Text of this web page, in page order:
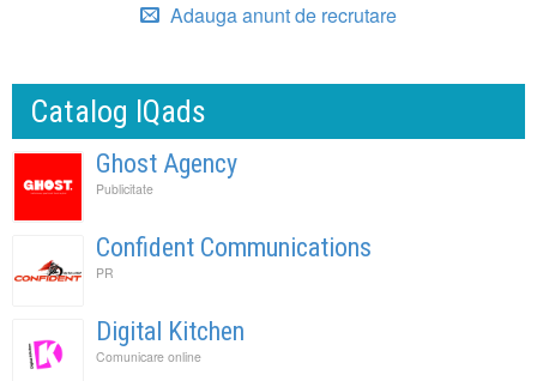
Adauga anunt de recrutare
Catalog IQads
Ghost Agency
Publicitate
Confident Communications
PR
Digital Kitchen
Comunicare online